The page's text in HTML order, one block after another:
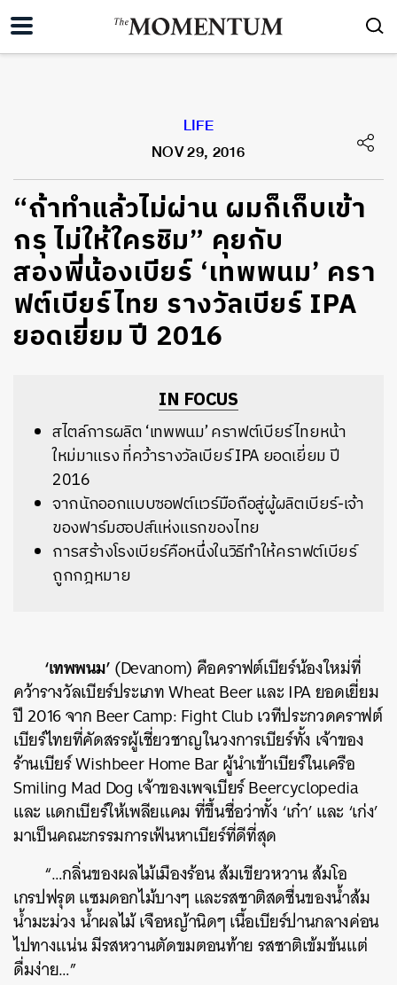
LIFE
NOV 29, 2016
“ถ้าทำแล้วไม่ผ่าน ผมก็เก็บเข้า
กรุ ไม่ให้ใครชิม” คุยกับ
สองพี่น้องเบียร์ ‘เทพพนม’ ครา
ฟต์เบียร์ไทย รางวัลเบียร์ IPA
ยอดเยี่ยม ปี 2016
IN FOCUS
สไตล์การผลิต ‘เทพพนม’ คราฟต์เบียร์ไทยหน้า
ใหม่มาแรง ที่คว้ารางวัลเบียร์ IPA ยอดเยี่ยม ปี
2016
จากนักออกแบบซอฟต์แวร์มือถือสู่ผู้ผลิตเบียร์-เจ้า
ของฟาร์มฮอปส์แห่งแรกของไทย
การสร้างโรงเบียร์คือหนึ่งในวิธีทำให้คราฟต์เบียร์
ถูกกฎหมาย
‘เทพพนม’(Devanom) คือคราฟต์เบียร์น้องใหม่ที่
คว้ารางวัลเบียร์ประเภท Wheat Beer และ IPA ยอดเยี่ยม
ปี 2016 จาก Beer Camp: Fight Club เวทีประกวดคราฟต์
เบียร์ไทยที่คัดสรรผู้เชี่ยวชาญในวงการเบียร์ทั้ง เจ้าของ
ร้านเบียร์ Wishbeer Home Bar ผู้นำเข้าเบียร์ในเครือ
Smiling Mad Dog เจ้าของเพจเบียร์ Beercyclopedia
และ แดกเบียร์ให้เพลียแคม ที่ขึ้นชื่อว่าทั้ง ‘เก๋า’ และ ‘เก่ง’
มาเป็นคณะกรรมการเฟ้นหาเบียร์ที่ดีที่สุด
“…กลิ่นของผลไม้เมืองร้อน ส้มเขียวหวาน ส้มโอ
เกรปฟรุต แซมดอกไม้บางๆ และรสชาติสดชื่นของน้ำส้ม
น้ำมะม่วง น้ำผลไม้ เจือหญ้านิดๆ เนื้อเบียร์ปานกลางค่อน
ไปทางแน่น มีรสหวานตัดขมตอนท้าย รสชาติเข้มข้นแต่
ดื่มง่าย…”